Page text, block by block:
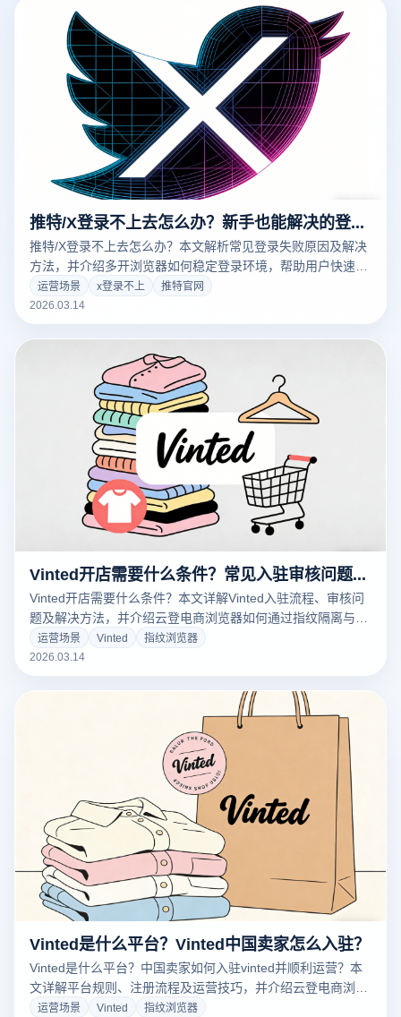
推特/X登录不上去怎么办？新手也能解决的登录问题指南
推特/X登录不上去怎么办？本文解析常见登录失败原因及解决
方法，并介绍多开浏览器如何稳定登录环境，帮助用户快速恢
复账号访问。
运营场景 x登录不上
推特官网
2026.03.14
Vinted开店需要什么条件？常见入驻审核问题与解决方法
Vinted开店需要什么条件？本文详解Vinted入驻流程、审核问
题及解决方法，并介绍云登电商浏览器如何通过指纹隔离与多
账号管理帮助卖家稳定运营跨境店铺。
运营场景 Vinted
指纹浏览器
2026.03.14
Vinted是什么平台？Vinted中国卖家怎么入驻？
Vinted是什么平台？中国卖家如何入驻vinted并顺利运营？本
文详解平台规则、注册流程及运营技巧，并介绍云登电商浏览
器如何帮助卖家安全管理多账号。
运营场景 Vinted
指纹浏览器